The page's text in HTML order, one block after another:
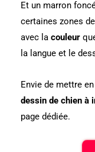
Et un marron
certaines zones
avec la couleur
la langue et le
Envie de mettre
dessin de chien à
page dédiée.